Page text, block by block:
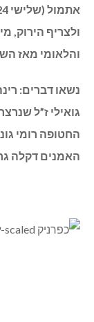
ולצריף הירוק,
והלאומי מאז
נשאו דברים:
גואילי ז”ל
החטופה רומי
האמנים דקלה